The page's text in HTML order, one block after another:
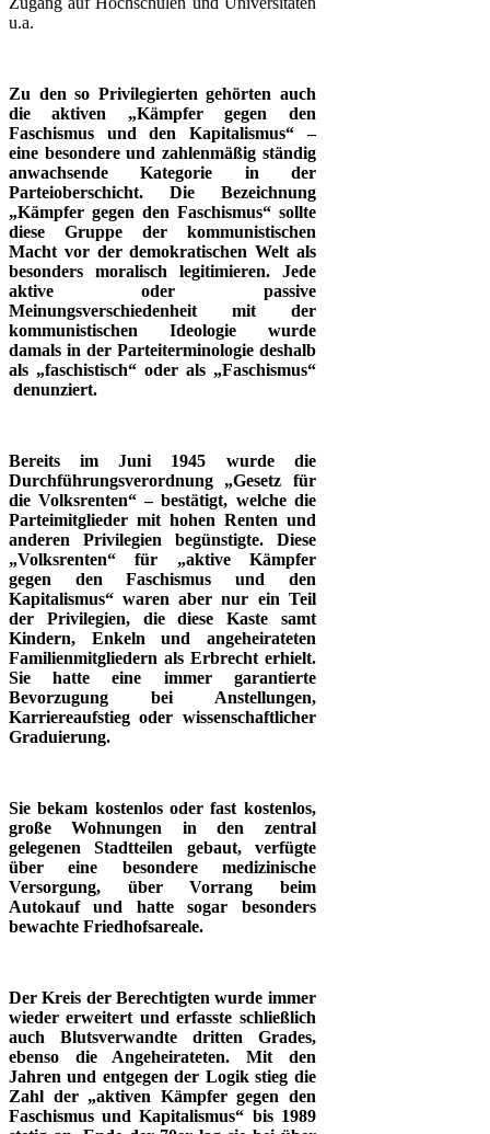
u.a.
Zu den so Privilegierten gehörten auch
die aktiven „Kämpfer gegen den
Faschismus und den Kapitalismus“ –
eine besondere und zahlenmäßig ständig
anwachsende Kategorie in der
Parteioberschicht. Die Bezeichnung
„Kämpfer gegen den Faschismus“ sollte
diese Gruppe der kommunistischen
Macht vor der demokratischen Welt als
besonders moralisch legitimieren. Jede
aktive oder passive
Meinungsverschiedenheit mit der
kommunistischen Ideologie wurde
damals in der Parteiterminologie deshalb
als „faschistisch“ oder als „Faschismus“
denunziert.
Bereits im Juni 1945 wurde die
Durchführungsverordnung „Gesetz für
die Volksrenten“ – bestätigt, welche die
Parteimitglieder mit hohen Renten und
anderen Privilegien begünstigte. Diese
„Volksrenten“ für „aktive Kämpfer
gegen den Faschismus und den
Kapitalismus“ waren aber nur ein Teil
der Privilegien, die diese Kaste samt
Kindern, Enkeln und angeheirateten
Familienmitgliedern als Erbrecht erhielt.
Sie hatte eine immer garantierte
Bevorzugung bei Anstellungen,
Karriereaufstieg oder wissenschaftlicher
Graduierung.
Sie bekam kostenlos oder fast kostenlos,
große Wohnungen in den zentral
gelegenen Stadtteilen gebaut, verfügte
über eine besondere medizinische
Versorgung, über Vorrang beim
Autokauf und hatte sogar besonders
bewachte Friedhofsareale.
Der Kreis der Berechtigten wurde immer
wieder erweitert und erfasste schließlich
auch Blutsverwandte dritten Grades,
ebenso die Angeheirateten. Mit den
Jahren und entgegen der Logik stieg die
Zahl der „aktiven Kämpfer gegen den
Faschismus und Kapitalismus“ bis 1989